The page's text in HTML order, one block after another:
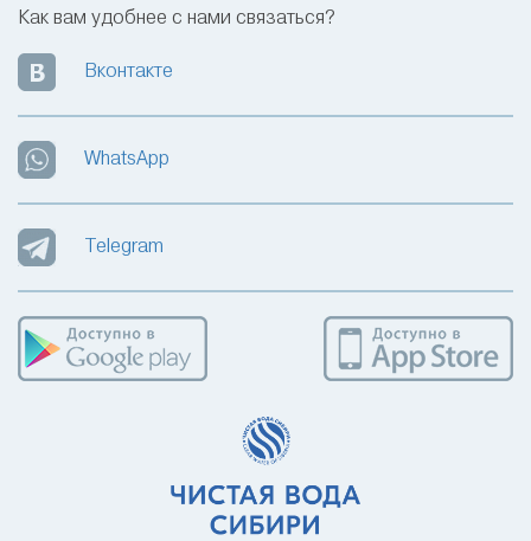
Как вам удобнее с нами связаться?
Вконтакте
WhatsApp
Telegram